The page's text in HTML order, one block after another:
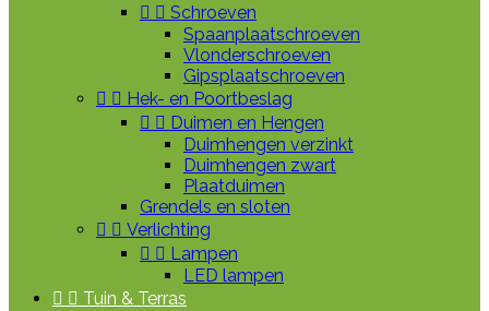
  Schroeven
Spaanplaatschroeven
Vlonderschroeven
Gipsplaatschroeven
  Hek- en Poortbeslag
  Duimen en Hengen
Duimhengen verzinkt
Duimhengen zwart
Plaatduimen
Grendels en sloten
  Verlichting
  Lampen
LED lampen
  Tuin & Terras